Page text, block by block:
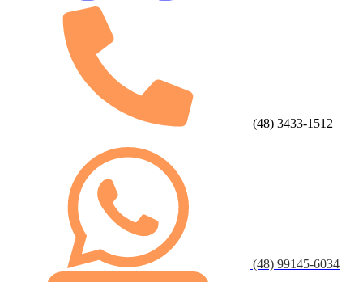
(48) 3433-1512
(48) 99145-6034